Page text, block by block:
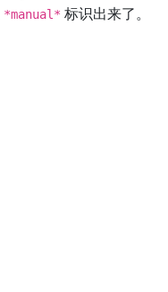
*manual* 标识出来了。